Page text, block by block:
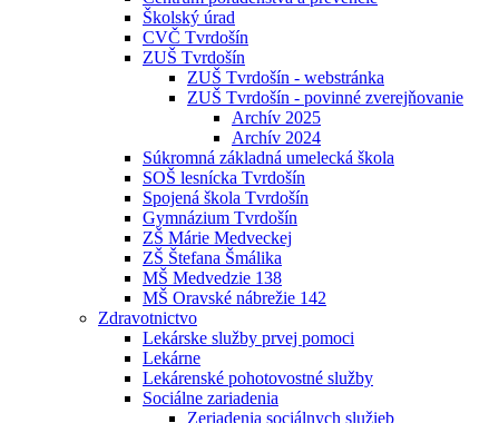
Školský úrad
CVČ Tvrdošín
ZUŠ Tvrdošín
ZUŠ Tvrdošín - webstránka
ZUŠ Tvrdošín - povinné zverejňovanie
Archív 2025
Archív 2024
Súkromná základná umelecká škola
SOŠ lesnícka Tvrdošín
Spojená škola Tvrdošín
Gymnázium Tvrdošín
ZŠ Márie Medveckej
ZŠ Štefana Šmálika
MŠ Medvedzie 138
MŠ Oravské nábrežie 142
Zdravotnictvo
Lekárske služby prvej pomoci
Lekárne
Lekárenské pohotovostné služby
Sociálne zariadenia
Zeriadenia sociálnych služieb